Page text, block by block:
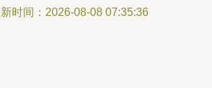
时间：2026-08-08 07:35:36